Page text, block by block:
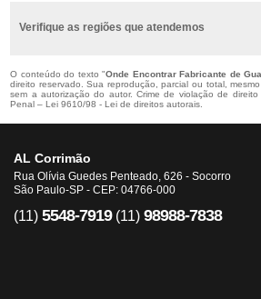
Verifique as regiões que atendemos
O conteúdo do texto "Onde Encontrar Fabricante de
direito reservado. Sua reprodução, parcial ou total,
sem a autorização do autor. Crime de violação de
Penal –Lei 9610/98 - Lei de direitos autorais
AL Corrimão
Rua Olívia Guedes Penteado, 626 - Socorro
São Paulo-SP - CEP: 04766-000
(11) 5548-7919 (11) 98988-7838